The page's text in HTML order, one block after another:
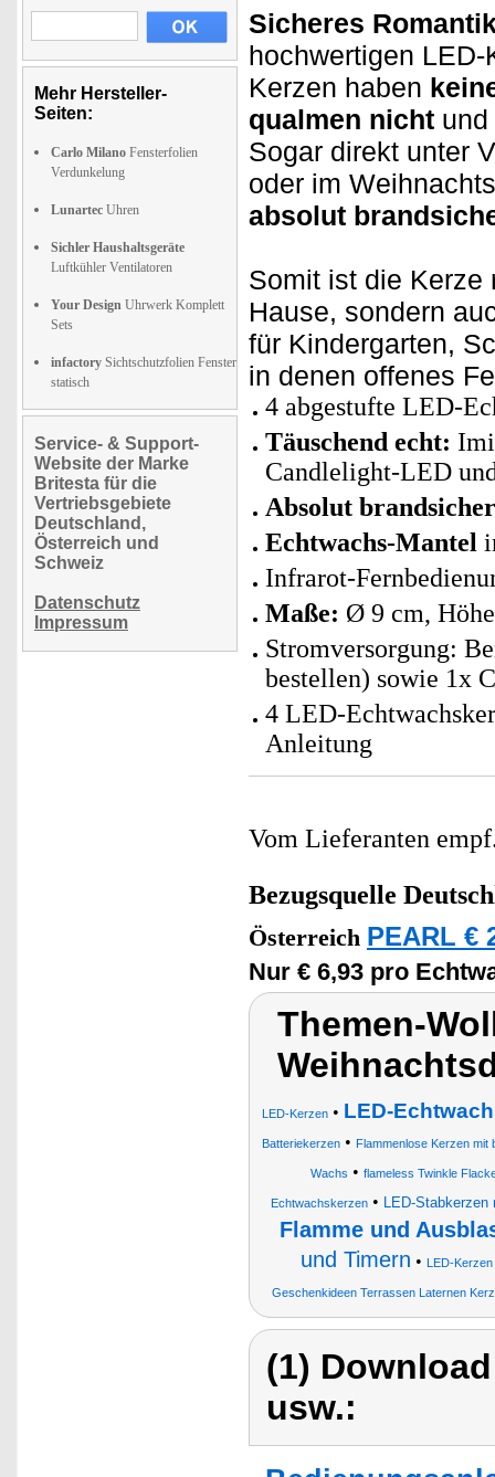
Mehr Hersteller-
Seiten:
Carlo Milano Fensterfolien
Verdunkelung
Lunartec Uhren
Sichler Haushaltsgeräte
Luftkühler Ventilatoren
Your Design Uhrwerk Komplett
Sets
infactory Sichtschutzfolien Fenster
statisch
Service- & Support-
Website der Marke
Britesta für die
Vertriebsgebiete
Deutschland,
Österreich und
Schweiz
Datenschutz
Impressum
Sicheres
hochwertigen
Kerzen haben
qualmen nicht
Sogar direkt unter
oder im
absolut
Somit ist die Kerze
Hause, sondern
für Kindergarten,
in denen offenes
4 abgestufte LED-
Täuschend echt:
Candlelight-LED
Absolut brandsicher
Echtwachs-Mantel
Infrarot-
Maße: Ø 9 cm,
Stromversorgung:
bestellen) sowie 1x
4 LED-
Anleitung
Vom Lieferanten
Bezugsquelle
Österreich PEARL €
Nur € 6,93 pro
Themen-
LED-Kerzen • LED-
Batteriekerzen • Flammenlose Kerzen mit
Wachs • flameless Twinkle
Echtwachskerzen• LED-Stabkerzen
Flamme und
und Timern • LED-
Geschenkideen Terrassen Laternen
(1)
usw.: